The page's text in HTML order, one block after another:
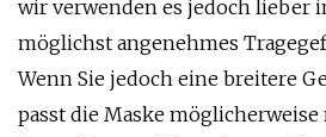
wir verwenden es jedoch lieber
möglichst angenehmes
Wenn Sie jedoch eine breitere
passt die Maske